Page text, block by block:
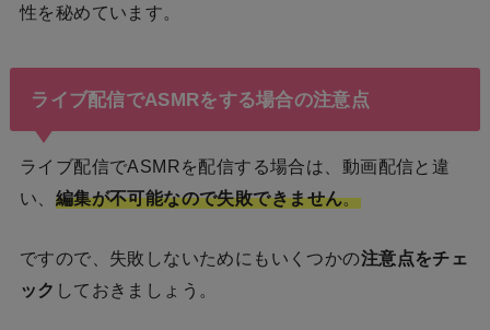
性を秘めています。
ライブ配信でASMRをする場合の注意点
ライブ配信でASMRを配信する場合は、動画配信と違
い、 編集が不可能なので失敗できません。
ですので、失敗しないためにもいくつかの注意点をチェ
ック しておきましょう。